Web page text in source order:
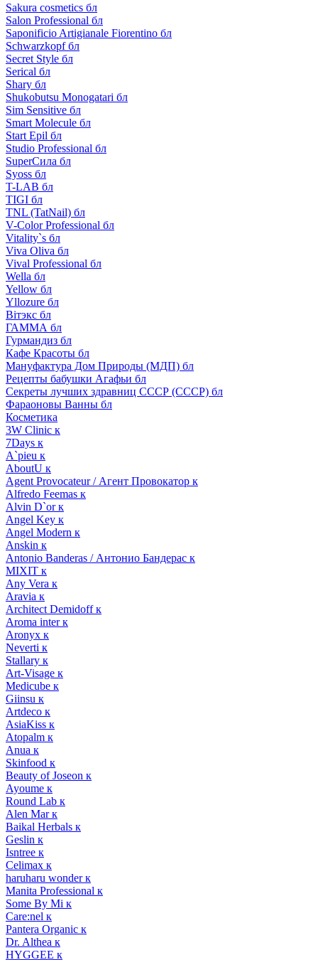
Sakura cosmetics бл
Salon Professional бл
Saponificio Artigianale Fiorentino бл
Schwarzkopf бл
Secret Style бл
Serical бл
Shary бл
Shukobutsu Monogatari бл
Sim Sensitive бл
Smart Molecule бл
Start Epil бл
Studio Professional бл
SuperСила бл
Syoss бл
T-LAB бл
TIGI бл
TNL (TatNail) бл
V-Color Professional бл
Vitality`s бл
Viva Oliva бл
Vival Professional бл
Wella бл
Yellow бл
Yllozure бл
Вiтэкс бл
ГАММА бл
Гурмандиз бл
Кафе Красоты бл
Мануфактура Дом Природы (МДП) бл
Рецепты бабушки Агафьи бл
Секреты лучших здравниц СССР (СССР) бл
Фараоновы Ванны бл
Косметика
3W Clinic к
7Days к
A`pieu к
AboutU к
Agent Provocateur / Агент Провокатор к
Alfredo Feemas к
Alvin D`or к
Angel Key к
Angel Modern к
Anskin к
Antonio Banderas / Антонио Бандерас к
MIXIT к
Any Vera к
Aravia к
Architect Demidoff к
Aroma inter к
Aronyx к
Neverti к
Stallary к
Art-Visage к
Medicube к
Giinsu к
Artdeco к
AsiaKiss к
Atopalm к
Anua к
Skinfood к
Beauty of Joseon к
Ayoume к
Round Lab к
Alen Mar к
Baikal Herbals к
Geslin к
Isntree к
Celimax к
haruharu wonder к
Manita Professional к
Some By Mi к
Care:nel к
Pantera Organic к
Dr. Althea к
HYGGEE к